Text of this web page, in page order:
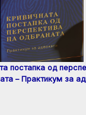
постапка од
– Практикум за